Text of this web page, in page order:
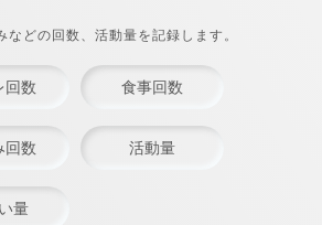
などの回数、活動量を記録します。
回数 食事回数
回数 活動量
量